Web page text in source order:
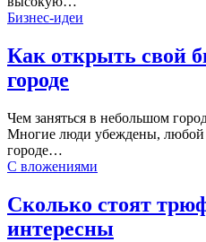
Бизнес-идеи
Как открыть свой
городе
Чем заняться в небольшом
Многие люди убеждены, любой
городе…
С вложениями
Сколько стоят
интересны